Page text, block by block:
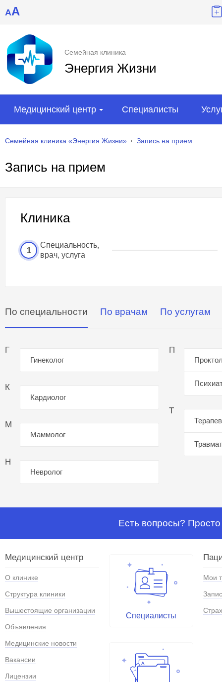
AA
Семейная клиника
Энергия Жизни
Медицинский центр Специалисты
Семейная клиника «Энергия Жизни» Запись на прием
Запись на прием
Клиника
1
Специальность,
врач, услуга
По специальности По врачам По услугам
Г
Гинеколог
К
Кардиолог
М
Маммолог
Н
Невролог
П
Т
Есть вопросы?
Медицинский центр
О клинике
Структура клиники
Вышестоящие организации
Объявления
Медицинские новости
Вакансии
Лицензии
Специалисты
Мои